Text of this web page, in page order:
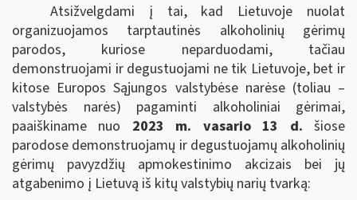
Atsižvelgdami į tai, kad Lietuvoje nuolat
organizuojamos tarptautinės alkoholinių gėrimų
parodos, kuriose neparduodami, tačiau
demonstruojami ir degustuojami ne tik Lietuvoje, bet ir
kitose Europos Sąjungos valstybėse narėse (toliau –
valstybės narės) pagaminti alkoholiniai gėrimai,
paaiškiname nuo 2023 m. vasario 13 d. šiose
parodose demonstruojamų ir degustuojamų alkoholinių
gėrimų pavyzdžių apmokestinimo akcizais bei jų
atgabenimo į Lietuvą iš kitų valstybių narių tvarką: